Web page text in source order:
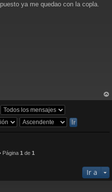
ya me quedao con la copla.
rri
Página 1 de 1
Ir a